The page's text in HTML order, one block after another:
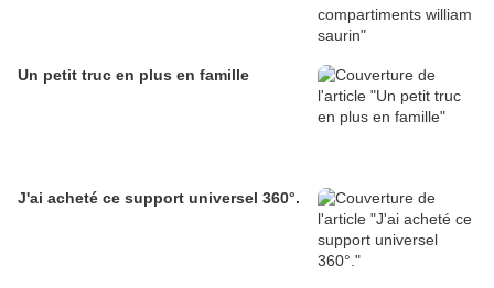
Un petit truc en plus en famille
J'ai acheté ce support universel 360°.